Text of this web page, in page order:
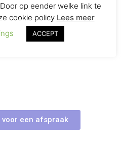
een afspraak
op eender welke link te
cookie policy Lees meer
ACCEPT